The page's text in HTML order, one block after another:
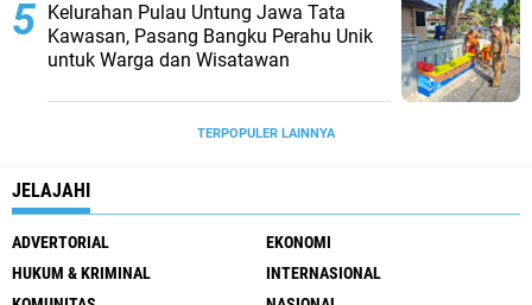
Kelurahan Pulau Untung Jawa Tata
Kawasan, Pasang Bangku Perahu Unik
untuk Warga dan Wisatawan
TERPOPULER LAINNYA
JELAJAHI
ADVERTORIAL
EKONOMI
HUKUM & KRIMINAL
INTERNASIONAL